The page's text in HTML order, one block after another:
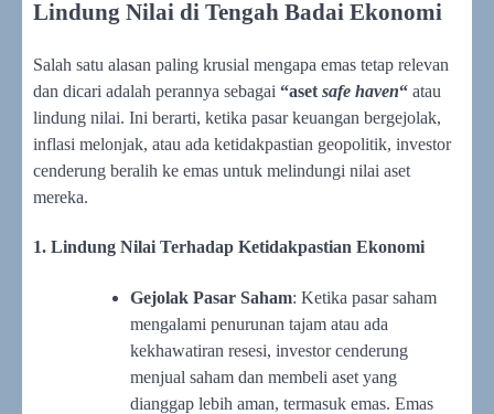
Lindung Nilai di Tengah Badai Ekonomi
Salah satu alasan paling krusial mengapa emas tetap relevan
dan dicari adalah perannya sebagai “aset safe haven“ atau
lindung nilai. Ini berarti, ketika pasar keuangan bergejolak,
inflasi melonjak, atau ada ketidakpastian geopolitik, investor
cenderung beralih ke emas untuk melindungi nilai aset
mereka.
1. Lindung Nilai Terhadap Ketidakpastian Ekonomi
Gejolak Pasar Saham: Ketika pasar saham
mengalami penurunan tajam atau ada
kekhawatiran resesi, investor cenderung
menjual saham dan membeli aset yang
dianggap lebih aman, termasuk emas. Emas